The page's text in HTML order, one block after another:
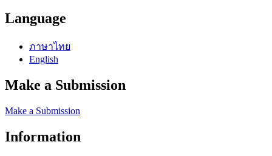
Language
ภาษาไทย
English
Make a Submission
Make a Submission
Information